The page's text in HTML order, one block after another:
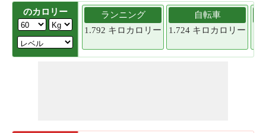
のカロリー
ランニング
1.792 キロカロリー
自転車
1.724 キロカロリー